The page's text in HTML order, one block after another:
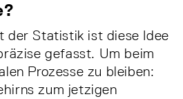
der Statistik ist diese Idee
gefasst. Um beim
Prozesse zu bleiben:
zum jetzigen